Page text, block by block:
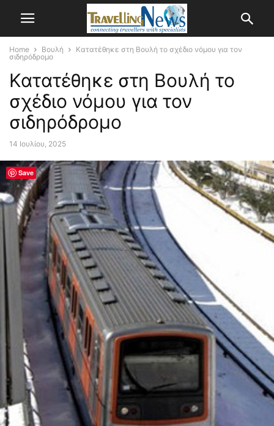
Home Βουλή
Κατατέθηκε στη Βουλή το σχέδιο νόμου για τον
σιδηρόδρομο
Κατατέθηκε στη Βουλή το
σχέδιο νόμου για τον
σιδηρόδρομο
14 Ιουλίου, 2025
Save